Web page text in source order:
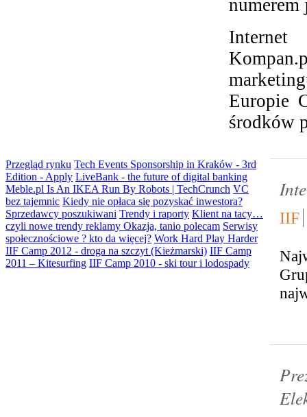
numerem
Internet
Europie
środków
Przegląd rynku Tech Events Sponsorship in Kraków - 3rd
Edition - Apply LiveBank - the future of digital banking
Meble.pl Is An IKEA Run By Robots | TechCrunch VC
bez tajemnic Kiedy nie opłaca się pozyskać inwestora?
Sprzedawcy poszukiwani Trendy i raporty Klient na tacy…
czyli nowe trendy reklamy Okazja, tanio polecam Serwisy
społecznościowe ? kto da więcej? Work Hard Play Harder
IIF Camp 2012 - droga na szczyt (Kieżmarski) IIF Camp
2011 – Kitesurfing IIF Camp 2010 - ski tour i lodospady
IIF